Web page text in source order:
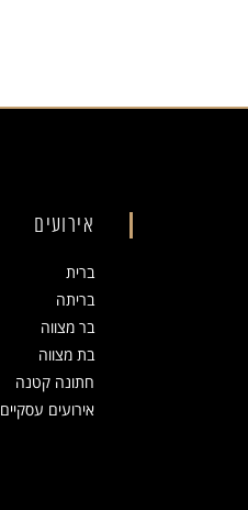
אירועים
ברית
בריתה
בר מצווה
בת מצווה
חתונה קטנה
אירועים עסקיים